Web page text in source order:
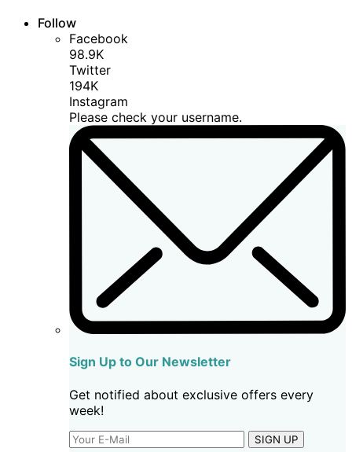
Follow
Facebook
98.9K
Twitter
194K
Instagram
Please check your username.
Sign Up to Our Newsletter
Get notified about exclusive offers every
week!
SIGN UP